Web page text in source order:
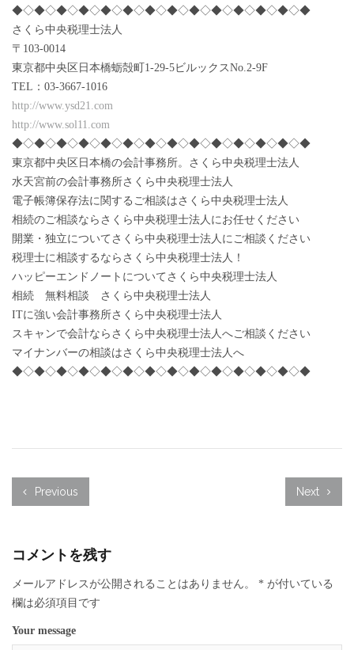
◆◇◆◇◆◇◆◇◆◇◆◇◆◇◆◇◆◇◆◇◆◇◆◇◆◇◆
さくら中央税理士法人
〒103-0014
東京都中央区日本橋蛎殻町1-29-5ビルックスNo.2-9F
TEL：03-3667-1016
http://www.ysd21.com
http://www.sol11.com
◆◇◆◇◆◇◆◇◆◇◆◇◆◇◆◇◆◇◆◇◆◇◆◇◆◇◆
東京都中央区日本橋の会計事務所。さくら中央税理士法人
水天宮前の会計事務所さくら中央税理士法人
電子帳簿保存法に関するご相談はさくら中央税理士法人
相続のご相談ならさくら中央税理士法人にお任せください
開業・独立についてさくら中央税理士法人にご相談ください
税理士に相談するならさくら中央税理士法人！
ハッピーエンドノートについてさくら中央税理士法人
相続 無料相談 さくら中央税理士法人
ITに強い会計事務所さくら中央税理士法人
スキャンで会計ならさくら中央税理士法人へご相談ください
マイナンバーの相談はさくら中央税理士法人へ
◆◇◆◇◆◇◆◇◆◇◆◇◆◇◆◇◆◇◆◇◆◇◆◇◆◇◆
Previous Next
コメントを残す
メールアドレスが公開されることはありません。 * が付いている
欄は必須項目です
Your message